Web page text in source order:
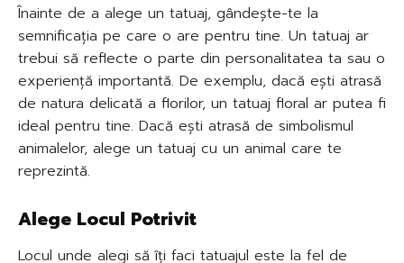
Înainte de a alege un tatuaj, gândește-te la
semnificația pe care o are pentru tine. Un tatuaj ar
trebui să reflecte o parte din personalitatea ta sau o
experiență importantă. De exemplu, dacă ești atrasă
de natura delicată a florilor, un tatuaj floral ar putea fi
ideal pentru tine. Dacă ești atrasă de simbolismul
animalelor, alege un tatuaj cu un animal care te
reprezintă.
Alege Locul Potrivit
Locul unde alegi să îți faci tatuajul este la fel de